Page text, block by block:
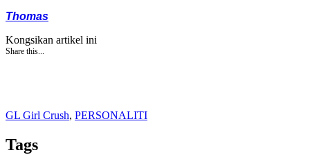
Thomas
Kongsikan artikel ini
Share this...
GL Girl Crush, PERSONALITI
Tags